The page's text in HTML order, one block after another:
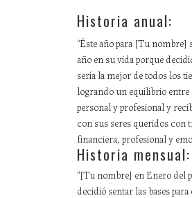
Historia anual:
“Éste año para [Tu nombre]
año en su vida porque
sería la mejor de todos los
logrando un equilibrio entre
personal y profesional y
con sus seres queridos con
financiera, profesional y
Historia mensual:
“[Tu nombre] en Enero del
decidió sentar las bases